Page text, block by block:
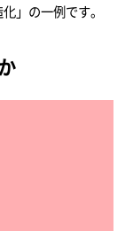
」の一例です。